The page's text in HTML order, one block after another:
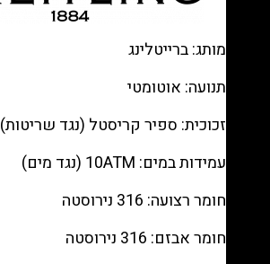
dial,
Steel
bracelet
(העתק)
מק"ט
98803353212
מותג: ברייטלינג
תנועה: אוטומטי
זכוכית: ספיר קריסטל (נגד שריטות)
עמידות במים: 10ATM (נגד מים)
חומר רצועה: 316 נירוסטה
חומר אבזם: 316 נירוסטה